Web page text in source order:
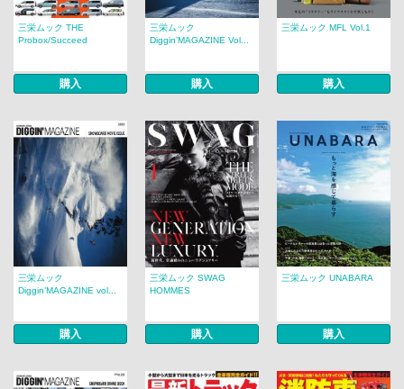
三栄ムック THE
Probox/Succeed
購入
三栄ムック
Diggin’MAGAZINE Vol...
購入
三栄ムック MFL Vol.1
購入
三栄ムック
Diggin’MAGAZINE vol...
購入
三栄ムック SWAG
HOMMES
購入
三栄ムック UNABARA
購入